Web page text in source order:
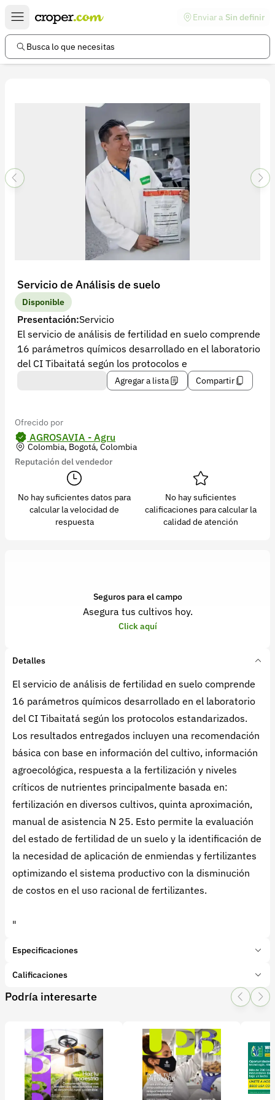
Enviar a Sin definir
Busca lo que necesitas
Servicio de Análisis de suelo
Disponible
Presentación:Servicio
El servicio de análisis de fertilidad en suelo comprende
16 parámetros químicos desarrollado en el laboratorio
del CI Tibaitatá según los protocolos e
Agregar a lista Compartir
Ofrecido por
AGROSAVIA - Agru
Colombia, Bogotá, Colombia
Reputación del vendedor
No hay suficientes datos para
calcular la velocidad de
respuesta
No hay suficientes
calificaciones para calcular la
calidad de atención
Seguros para el campo
Asegura tus cultivos hoy.
Click aquí
Detalles
El servicio de análisis de fertilidad en suelo comprende
16 parámetros químicos desarrollado en el laboratorio
del CI Tibaitatá según los protocolos estandarizados.
Los resultados entregados incluyen una recomendación
básica con base en información del cultivo, información
agroecológica, respuesta a la fertilización y niveles
críticos de nutrientes principalmente basada en:
fertilización en diversos cultivos, quinta aproximación,
manual de asistencia N 25. Esto permite la evaluación
del estado de fertilidad de un suelo y la identificación de
la necesidad de aplicación de enmiendas y fertilizantes
optimizando el sistema productivo con la disminución
de costos en el uso racional de fertilizantes.
"
Especificaciones
Marca:
Agrosavia
Tipo de producto:Insumo
Subcategoría:
Laboratorios y análisis de suelo
Calificaciones
1 Star
2 Star
3 Star4 Star
0 calificaciones
5 Estrellas
Podría interesarte
Enlaces de interés
Preguntas frecuentes
Términos y condiciones
Política de devoluciones
Política de privacidad
Recuperar contraseña
Contacto
Soporte
+57 323 2931928
Versión 5.45.0
Síguenos